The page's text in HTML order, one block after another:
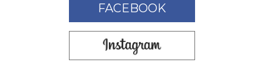
FACEBOOK